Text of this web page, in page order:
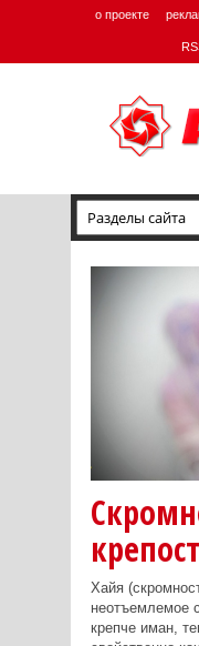
о проекте
Хайя
неотъемлемое
крепче иман,